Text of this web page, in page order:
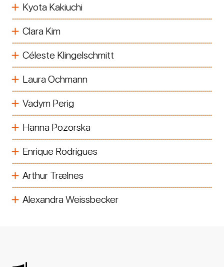
Kyota Kakiuchi
Clara Kim
Céleste Klingelschmitt
Laura Ochmann
Vadym Perig
Hanna Pozorska
Enrique Rodrigues
Arthur Trælnes
Alexandra Weissbecker